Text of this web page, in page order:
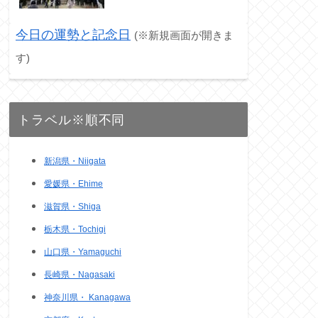
今日の運勢と記念日 (※新規画面が開きま
す)
トラベル※順不同
新潟県・Niigata
愛媛県・Ehime
滋賀県・Shiga
栃木県・Tochigi
山口県・Yamaguchi
長崎県・Nagasaki
神奈川県・ Kanagawa